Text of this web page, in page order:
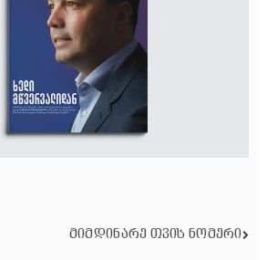
ᲛᲘᲛᲓᲘᲜᲐᲠᲔ ᲗᲕᲘᲡ ᲜᲝᲛᲔᲠᲘ